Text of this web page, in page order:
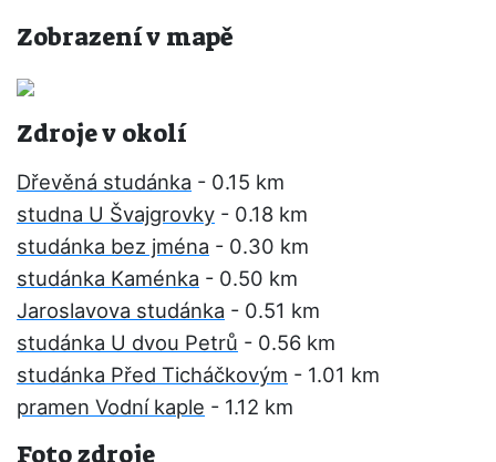
Zobrazení v mapě
Zdroje v okolí
Dřevěná studánka - 0.15 km
studna U Švajgrovky - 0.18 km
studánka bez jména - 0.30 km
studánka Kaménka - 0.50 km
Jaroslavova studánka - 0.51 km
studánka U dvou Petrů - 0.56 km
studánka Před Ticháčkovým - 1.01 km
pramen Vodní kaple - 1.12 km
Foto zdroje